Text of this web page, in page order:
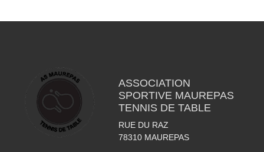
ASSOCIATION
SPORTIVE MAUREPAS
TENNIS DE TABLE
RUE DU RAZ
78310 MAUREPAS